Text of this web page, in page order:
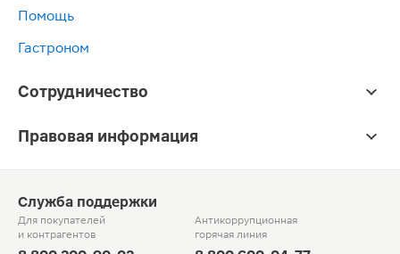
Помощь
Гастроном
Сотрудничество
Правовая информация
Служба поддержки
Для покупателей
и контрагентов
Антикоррупционная
горячая линия